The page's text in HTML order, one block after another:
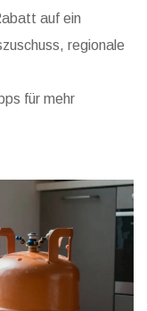
auf ein
regionale
für mehr